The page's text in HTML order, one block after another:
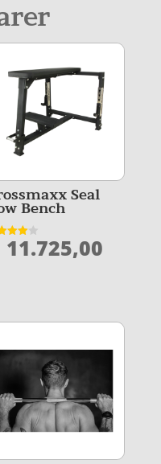
Seal
Bench
11.725,00